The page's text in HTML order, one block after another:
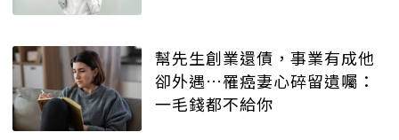
幫先生創業還債，事業有成他
卻外遇…罹癌妻心碎留遺囑：
一毛錢都不給你